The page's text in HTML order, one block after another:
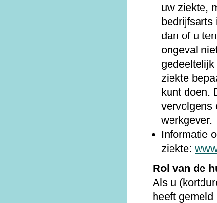
uw ziekte,
bedrijfsarts
dan of u
ongeval
ziekte
kunt doen.
vervolgens
werkgever.
Informatie
ziekte:
Rol van de
Als u
heeft gemeld